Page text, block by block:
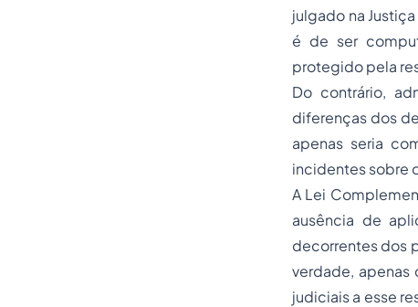
julgado na
é de ser
protegido pela
Do contrário,
diferenças dos
apenas seria
incidentes sobre
A Lei
ausência de
decorrentes dos
verdade, apenas
judiciais a esse